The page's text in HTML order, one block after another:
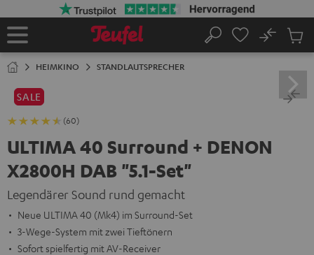
Startseite
Suche
No
HEIMKINO STANDLAUTSPRECHER
SALE
(60)
ULTIMA 40 Surround + DENON
X2800H DAB "5.1-Set"
Legendärer Sound rund gemacht
Neue ULTIMA 40 (Mk4) im Surround-Set
3-Wege-System mit zwei Tieftönern
Sofort spielfertig mit AV-Receiver